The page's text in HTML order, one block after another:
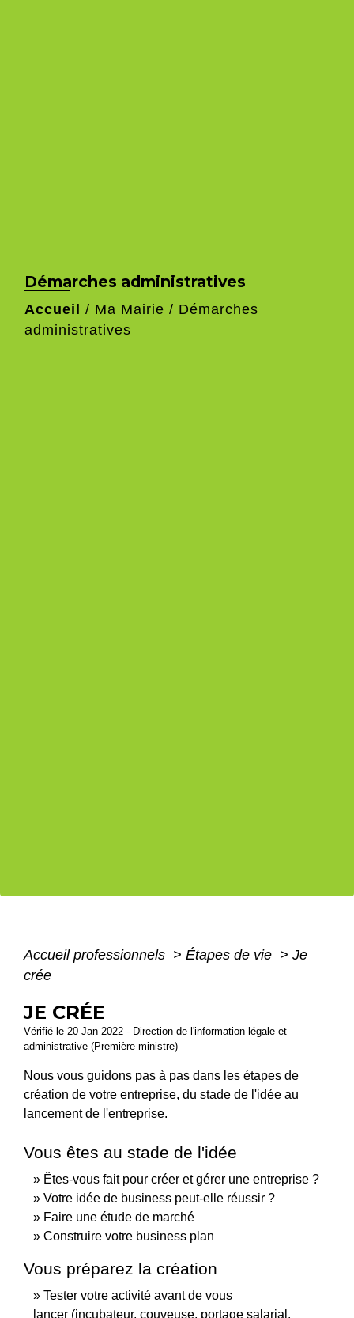
Démarches administratives
Accueil / Ma Mairie / Démarches
administratives
Accueil professionnels > Étapes de vie > Je
crée
JE CRÉE
Vérifié le 20 Jan 2022 - Direction de l'information légale et
administrative (Première ministre)
Nous vous guidons pas à pas dans les étapes de
création de votre entreprise, du stade de l'idée au
lancement de l'entreprise.
Vous êtes au stade de l'idée
Êtes-vous fait pour créer et gérer une entreprise ?
Votre idée de business peut-elle réussir ?
Faire une étude de marché
Construire votre business plan
Vous préparez la création
Tester votre activité avant de vous
lancer (incubateur, couveuse, portage salarial,